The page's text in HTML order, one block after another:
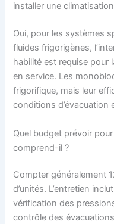
installer une
Oui, pour les systèmes
fluides frigorigènes,
habilité est requise pour
en service. Les
frigorifique, mais leur
conditions d’évacuation
Quel budget prévoir
comprend-il ?
Compter généralement
d’unités. L’entretien
vérification des
contrôle des